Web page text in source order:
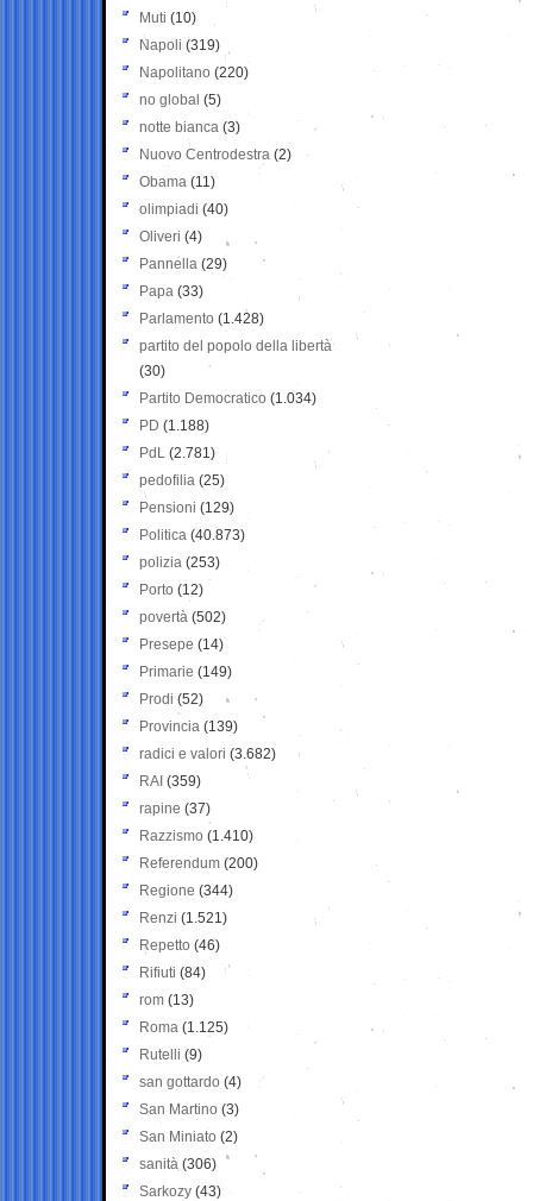
Muti (10)
Napoli (319)
Napolitano (220)
no global (5)
notte bianca (3)
Nuovo Centrodestra (2)
Obama (11)
olimpiadi (40)
Oliveri (4)
Pannella (29)
Papa (33)
Parlamento (1.428)
partito del popolo della libertà
(30)
Partito Democratico (1.034)
PD (1.188)
PdL (2.781)
pedofilia (25)
Pensioni (129)
Politica (40.873)
polizia (253)
Porto (12)
povertà (502)
Presepe (14)
Primarie (149)
Prodi (52)
Provincia (139)
radici e valori (3.682)
RAI (359)
rapine (37)
Razzismo (1.410)
Referendum (200)
Regione (344)
Renzi (1.521)
Repetto (46)
Rifiuti (84)
rom (13)
Roma (1.125)
Rutelli (9)
san gottardo (4)
San Martino (3)
San Miniato (2)
sanità (306)
Sarkozy (43)